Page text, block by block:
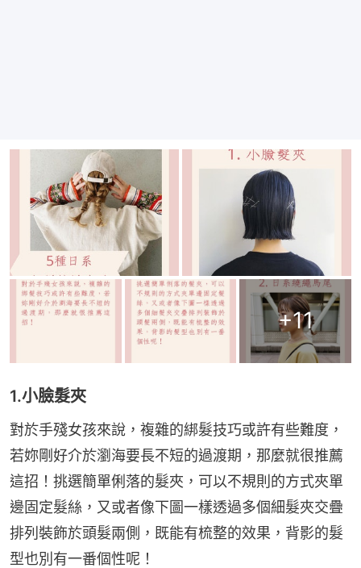
+11
1.小臉髮夾
對於手殘女孩來說，複雜的綁髮技巧或許有些難度，
若妳剛好介於瀏海要長不短的過渡期，那麼就很推薦
這招！挑選簡單俐落的髮夾，可以不規則的方式夾單
邊固定髮絲，又或者像下圖一樣透過多個細髮夾交疊
排列裝飾於頭髮兩側，既能有梳整的效果，背影的髮
型也別有一番個性呢！